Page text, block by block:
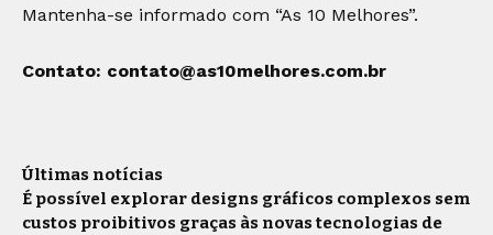
Mantenha-se informado com “As 10 Melhores”.
Contato: contato@as10melhores.com.br
Últimas notícias
É possível explorar designs gráficos complexos sem
custos proibitivos graças às novas tecnologias de